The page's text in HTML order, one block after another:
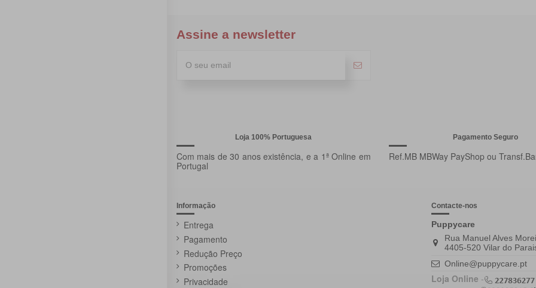
Assine a newsletter
Loja 100% Portuguesa
Com mais de 30 anos existência, e a 1ª Online em
Portugal
Pagamento Seguro
Ref.MB MBWay PayShop ou
Informação
Entrega
Pagamento
Redução Preço
Promoções
Privacidade
Contacte-nos
Puppycare
Rua Manuel Alves
4405-520 Vilar do
Online@puppycare.pt
Loja Online -